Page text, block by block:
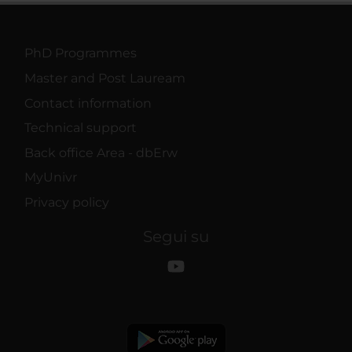
PhD Programmes
Master and Post Lauream
Contact information
Technical support
Back office Area - dbErw
MyUnivr
Privacy policy
Segui su